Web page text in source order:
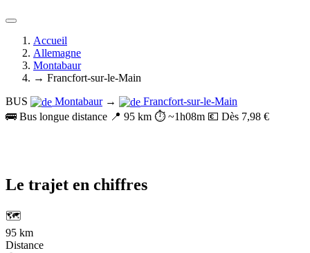
Accueil
Allemagne
Montabaur
→ Francfort-sur-le-Main
BUS
Montabaur →
Francfort-sur-le-Main
🚌 Bus longue distance 📍 95 km ⏱️ ~1h08m 💶 Dès 7,98 €
Le trajet en chiffres
🗺️
95 km
Distance